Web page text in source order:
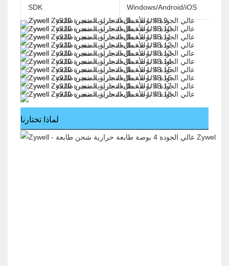
SDK Windows/Android/iOS
لماذا تختارنا